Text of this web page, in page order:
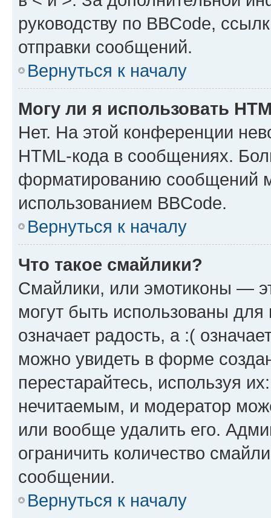
руководству по BBCode,
отправки сообщений.
Вернуться к началу
Могу ли я использовать
Нет. На этой конференции
HTML-кода в сообщениях.
форматированию сообщений
использованием BBCode.
Вернуться к началу
Что такое смайлики?
Смайлики, или эмотиконы —
могут быть использованы
означает радость, а :(
можно увидеть в форме
перестарайтесь, используя
нечитаемым, и модератор
или вообще удалить его.
ограничить количество
сообщении.
Вернуться к началу